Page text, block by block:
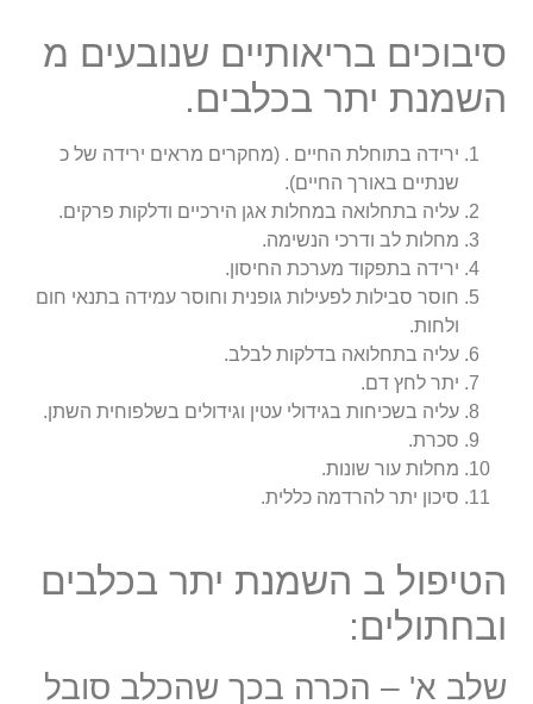
סיבוכים בריאותיים שנובעים מ
השמנת יתר בכלבים.
ירידה בתוחלת החיים . (מחקרים מראים ירידה של כ
שנתיים באורך החיים).
עליה בתחלואה במחלות אגן הירכיים ודלקות פרקים.
מחלות לב ודרכי הנשימה.
ירידה בתפקוד מערכת החיסון.
חוסר סבילות לפעילות גופנית וחוסר עמידה בתנאי חום
ולחות.
עליה בתחלואה בדלקות לבלב.
יתר לחץ דם.
עליה בשכיחות בגידולי עטין וגידולים בשלפוחית השתן.
סכרת.
מחלות עור שונות.
סיכון יתר להרדמה כללית.
הטיפול ב השמנת יתר בכלבים
ובחתולים:
שלב א' – הכרה בכך שהכלב סובל